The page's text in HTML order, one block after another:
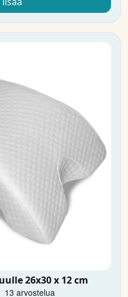
26x30 x 12 cm